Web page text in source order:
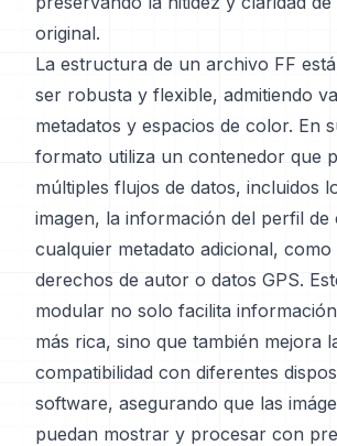
original.
La estructura de un archivo FF
ser robusta y flexible, admitiendo
metadatos y espacios de color. En
formato utiliza un contenedor que
múltiples flujos de datos, incluidos
imagen, la información del perfil
cualquier metadato adicional, como
derechos de autor o datos GPS.
modular no solo facilita
más rica, sino que también mejora
compatibilidad con diferentes
software, asegurando que las
puedan mostrar y procesar con